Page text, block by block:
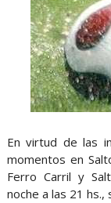
En virtud de las
momentos en
Ferro Carril y
noche a las 21 hs.,